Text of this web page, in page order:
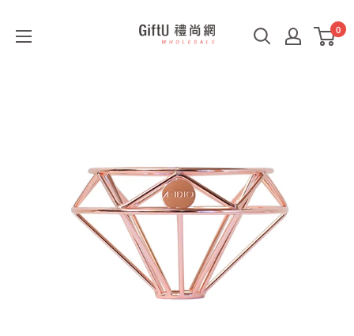
GiftU
0